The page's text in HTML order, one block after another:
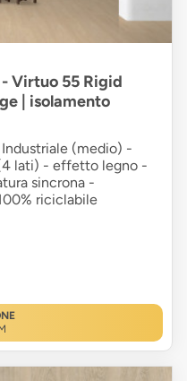
Virtuo 55 Rigid
| isolamento
(medio) -
lati) - effetto legno -
sincrona -
riciclabile